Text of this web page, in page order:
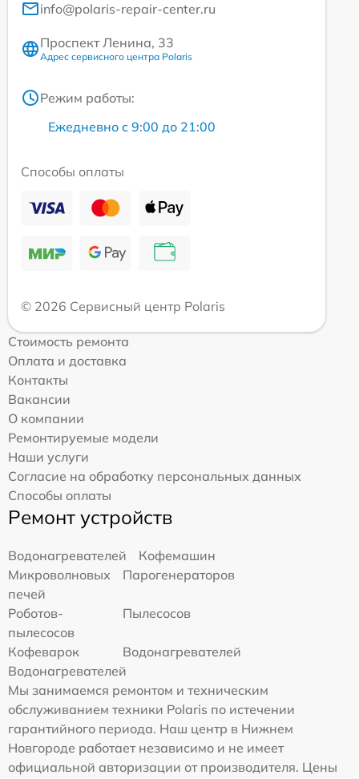
info@polaris-repair-center.ru
Проспект Ленина, 33
Адрес сервисного центра Polaris
Режим работы:
Ежедневно с 9:00 до 21:00
Способы оплаты
© 2026 Сервисный центр Polaris
Стоимость ремонта
Оплата и доставка
Контакты
Вакансии
О компании
Ремонтируемые модели
Наши услуги
Согласие на обработку персональных данных
Способы оплаты
Ремонт устройств
Водонагревателей
Кофемашин
Микроволновых
печей
Парогенераторов
Роботов-
пылесосов
Пылесосов
Кофеварок
Водонагревателей
Водонагревателей
Мы занимаемся ремонтом и техническим
обслуживанием техники Polaris по истечении
гарантийного периода. Наш центр в Нижнем
Новгороде работает независимо и не имеет
официальной авторизации от производителя. Цены